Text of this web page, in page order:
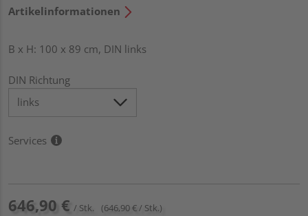
Artikelinformationen
B x H: 100 x 89 cm, DIN links
DIN Richtung
Services
646,90 € / Stk. (646,90 € / Stk.)